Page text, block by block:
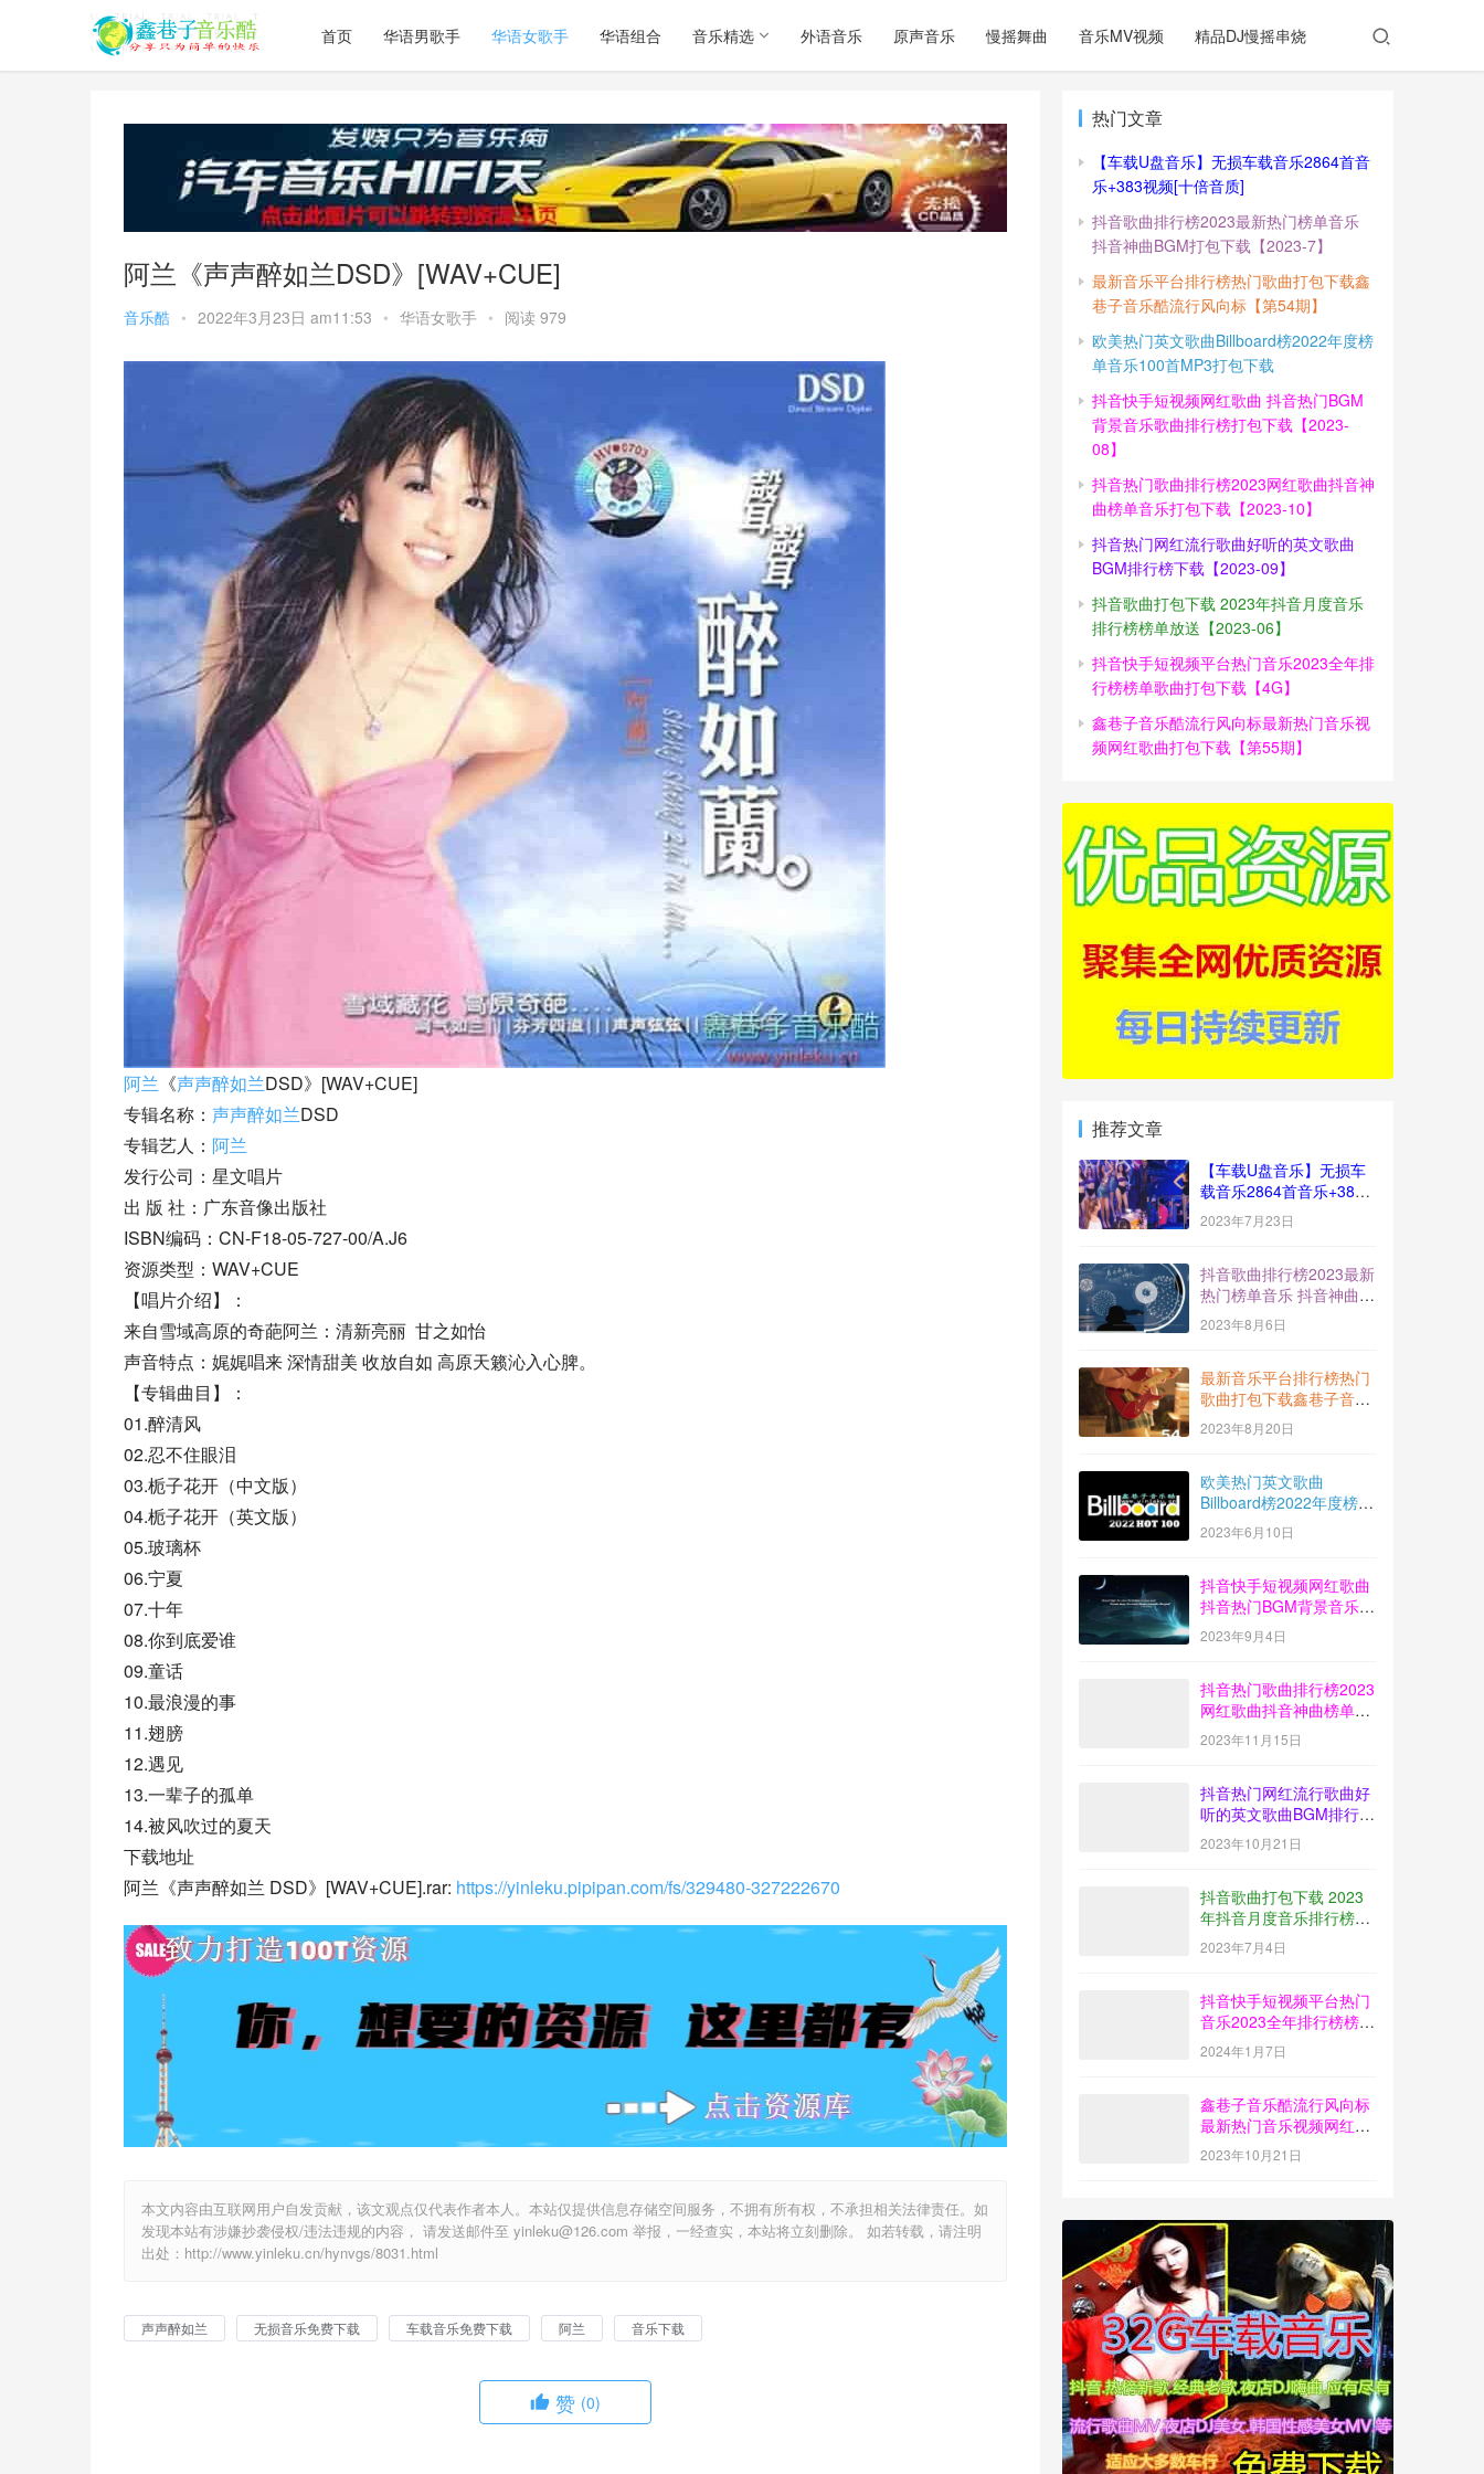
首页 华语男歌手 华语女歌手 华语组合 音乐精选 外语音乐 原声音乐 慢摇舞曲 音乐MV视频 精品DJ慢摇串烧
阿兰《声声醉如兰DSD》[WAV+CUE]
音乐酷 • 2022年3月23日 am11:53 • 华语女歌手 • 阅读 979
阿兰 《声声醉如兰DSD》[WAV+CUE]
专辑名称： 声声醉如兰DSD
专辑艺人： 阿兰
发行公司：星文唱片
出 版 社：广东音像出版社
ISBN编码：CN-F18-05-727-00/A.J6
资源类型：WAV+CUE
【唱片介绍】：
来自雪域高原的奇葩阿兰：清新亮丽  甘之如怡
声音特点：娓娓唱来 深情甜美 收放自如 高原天籁沁入心脾。
【专辑曲目】：
01.醉清风
02.忍不住眼泪
03.栀子花开（中文版）
04.栀子花开（英文版）
05.玻璃杯
06.宁夏
07.十年
08.你到底爱谁
09.童话
10.最浪漫的事
11.翅膀
12.遇见
13.一辈子的孤单
14.被风吹过的夏天
下载地址
阿兰《声声醉如兰 DSD》[WAV+CUE].rar: https://yinleku.pipipan.com/fs/329480-327222670
本文内容由互联网用户自发贡献，该文观点仅代表作者本人。本站仅提供信息存储空间服务，不拥有所有权，不承担相关法律责任。如
发现本站有涉嫌抄袭侵权/违法违规的内容， 请发送邮件至 yinleku@126.com 举报，一经查实，本站将立刻删除。 如若转载，请注明
出处：http://www.yinleku.cn/hynvgs/8031.html
声声醉如兰 无损音乐免费下载 车载音乐免费下载 阿兰 音乐下载
赞 (0)
热门文章
【车载U盘音乐】无损车载音乐2864首音
乐+383视频[十倍音质]
抖音歌曲排行榜2023最新热门榜单音乐
抖音神曲BGM打包下载【2023-7】
最新音乐平台排行榜热门歌曲打包下载鑫
巷子音乐酷流行风向标【第54期】
欧美热门英文歌曲Billboard榜2022年度榜
单音乐100首MP3打包下载
抖音快手短视频网红歌曲 抖音热门BGM
背景音乐歌曲排行榜打包下载【2023-
08】
抖音热门歌曲排行榜2023网红歌曲抖音神
曲榜单音乐打包下载【2023-10】
抖音热门网红流行歌曲好听的英文歌曲
BGM排行榜下载【2023-09】
抖音歌曲打包下载 2023年抖音月度音乐
排行榜榜单放送【2023-06】
抖音快手短视频平台热门音乐2023全年排
行榜榜单歌曲打包下载【4G】
鑫巷子音乐酷流行风向标最新热门音乐视
频网红歌曲打包下载【第55期】
推荐文章
【车载U盘音乐】无损车
载音乐2864首音乐+383
视频[十倍音质]
2023年7月23日
抖音歌曲排行榜2023最新
热门榜单音乐 抖音神曲
BGM打包下载【2023-
7】
2023年8月6日
最新音乐平台排行榜热门
歌曲打包下载鑫巷子音乐
酷流行风向标【第54期】
2023年8月20日
欧美热门英文歌曲
Billboard榜2022年度榜单
音乐100首MP3打包下载
2023年6月10日
抖音快手短视频网红歌曲
抖音热门BGM背景音乐歌
曲排行榜打包下载
【2023-08】
2023年9月4日
抖音热门歌曲排行榜2023
网红歌曲抖音神曲榜单音
乐打包下载【2023-10】
2023年11月15日
抖音热门网红流行歌曲好
听的英文歌曲BGM排行榜
下载【2023-09】
2023年10月21日
抖音歌曲打包下载 2023
年抖音月度音乐排行榜榜
单放送【2023-06】
2023年7月4日
抖音快手短视频平台热门
音乐2023全年排行榜榜单
歌曲打包下载【4G】
2024年1月7日
鑫巷子音乐酷流行风向标
最新热门音乐视频网红歌
曲打包下载【第55期】
2023年10月21日